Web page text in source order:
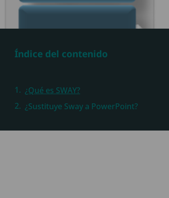
Índice del contenido
¿Qué es SWAY?
¿Sustituye Sway a PowerPoint?